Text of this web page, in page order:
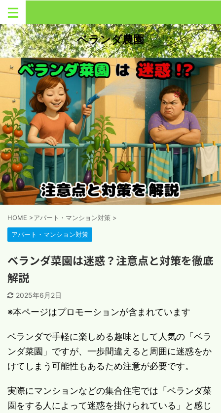
ベランダ農園
HOME >アパート・マンション対策 >
アパート・マンション対策
ベランダ菜園は迷惑？注意点と対策を徹底
解説
2025年6月2日
※本ページはプロモーションが含まれています
ベランダで手軽に楽しめる趣味として人気の「ベラ
ンダ菜園」ですが、一歩間違えると周囲に迷惑をか
けてしまう可能性もあるため注意が必要です。
実際にマンションなどの集合住宅では「ベランダ菜
園をする人によって迷惑を掛けられている」と感じ